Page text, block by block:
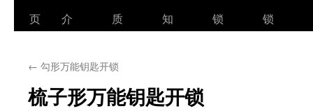
至
文
页
介
质
知
锁
锁
← 勾形万能钥匙开锁
梳子形万能钥匙开锁